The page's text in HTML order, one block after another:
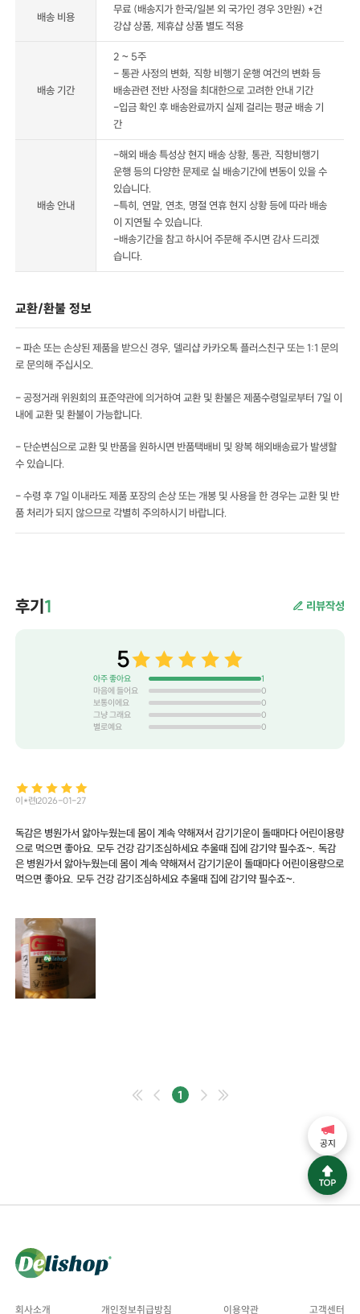
배송 비용
무료 (배송지가 한국/일본 외 국가인 경우 3만원) *건
강샵 상품, 제휴샵 상품 별도 적용
배송 기간
2 ~ 5주
- 통관 사정의 변화, 직항 비행기 운행 여건의 변화 등
배송관련 전반 사정을 최대한으로 고려한 안내 기간
-입금 확인 후 배송완료까지 실제 걸리는 평균 배송 기
간
배송 안내
-해외 배송 특성상 현지 배송 상황, 통관, 직항비행기
운행 등의 다양한 문제로 실 배송기간에 변동이 있을 수
있습니다.
-특히, 연말, 연초, 명절 연휴 현지 상황 등에 따라 배송
이 지연될 수 있습니다.
-배송기간을 참고 하시어 주문해 주시면 감사 드리겠
습니다.
교환/환불 정보
- 파손 또는 손상된 제품을 받으신 경우, 델리샵 카카오톡 플러스친구 또는 1:1 문의
로 문의해 주십시오.
- 공정거래 위원회의 표준약관에 의거하여 교환 및 환불은 제품수령일로부터 7일 이
내에 교환 및 환불이 가능합니다.
- 단순변심으로 교환 및 반품을 원하시면 반품택배비 및 왕복 해외배송료가 발생할
수 있습니다.
- 수령 후 7일 이내라도 제품 포장의 손상 또는 개봉 및 사용을 한 경우는 교환 및 반
품 처리가 되지 않으므로 각별히 주의하시기 바랍니다.
후기 1 리뷰작성
5
아주 좋아요
1
마음에 들어요
0
보통이에요
0
그냥 그래요
0
별로예요
0
이*련2026-01-27
독감은 병원가서 앓아누웠는데 몸이 계속 약해져서 감기기운이 돌때마다 어린이용량
으로 먹으면 좋아요. 모두 건강 감기조심하세요 추울때 집에 감기약 필수죠~. 독감
은 병원가서 앓아누웠는데 몸이 계속 약해져서 감기기운이 돌때마다 어린이용량으로
먹으면 좋아요. 모두 건강 감기조심하세요 추울때 집에 감기약 필수죠~.
1
회사소개 개인정보취급방침 이용약관 고객센터
공지